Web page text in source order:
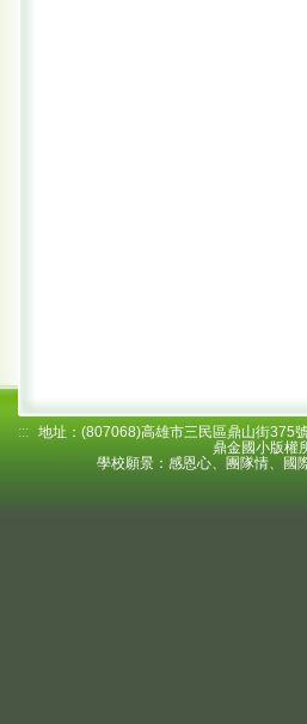
::: 地址：(807068)高雄市三民區鼎山街
鼎金國小版權
學校願景：感恩心、團隊情、國